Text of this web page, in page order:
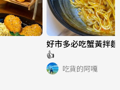
好市多必吃蟹黃拌
👍
吃貨的阿嘎